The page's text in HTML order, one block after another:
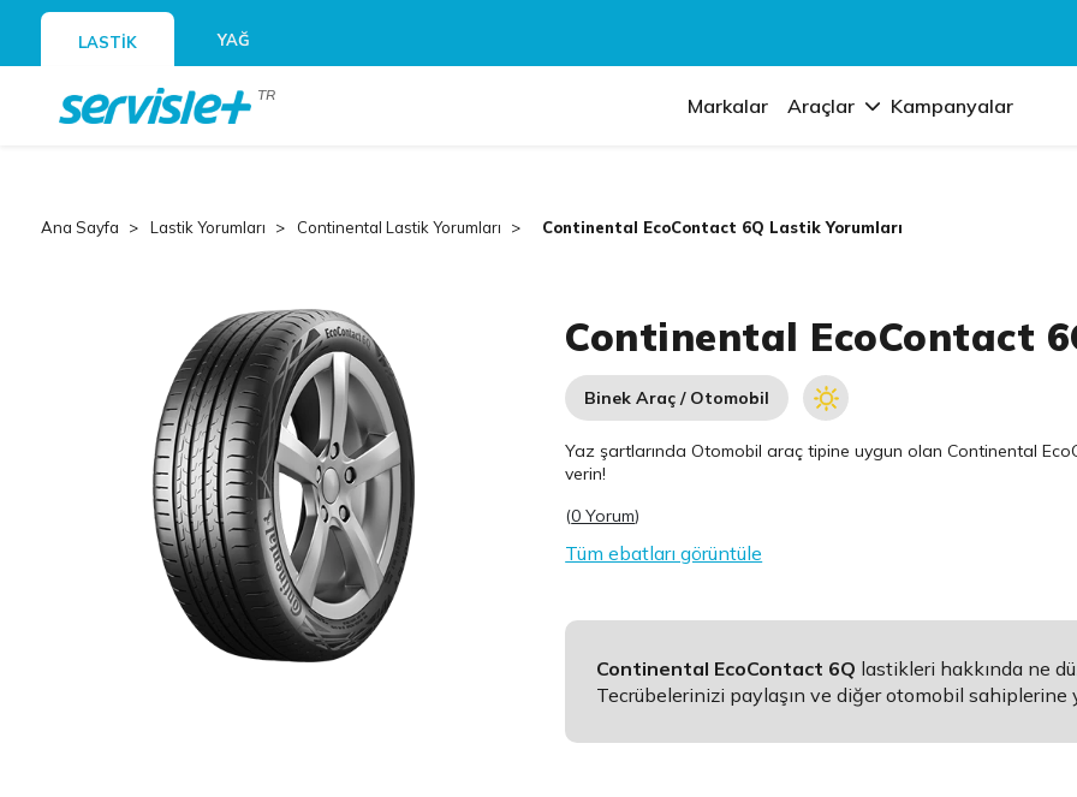
LASTİK YAĞ
TR Markalar Araçlar Kampanyalar
Ana Sayfa Lastik Yorumları Continental Lastik Yorumları Continental EcoContact 6Q Lastik Yorumları
Continental EcoContact
Binek Araç / Otomobil
Yaz şartlarında Otomobil araç tipine uygun olanContinental
verin!
(0 Yorum)
Tüm ebatları görüntüle
Continental EcoContact 6Q lastikleri hakkında ne
Tecrübelerinizi paylaşın ve diğer otomobil sahiplerine